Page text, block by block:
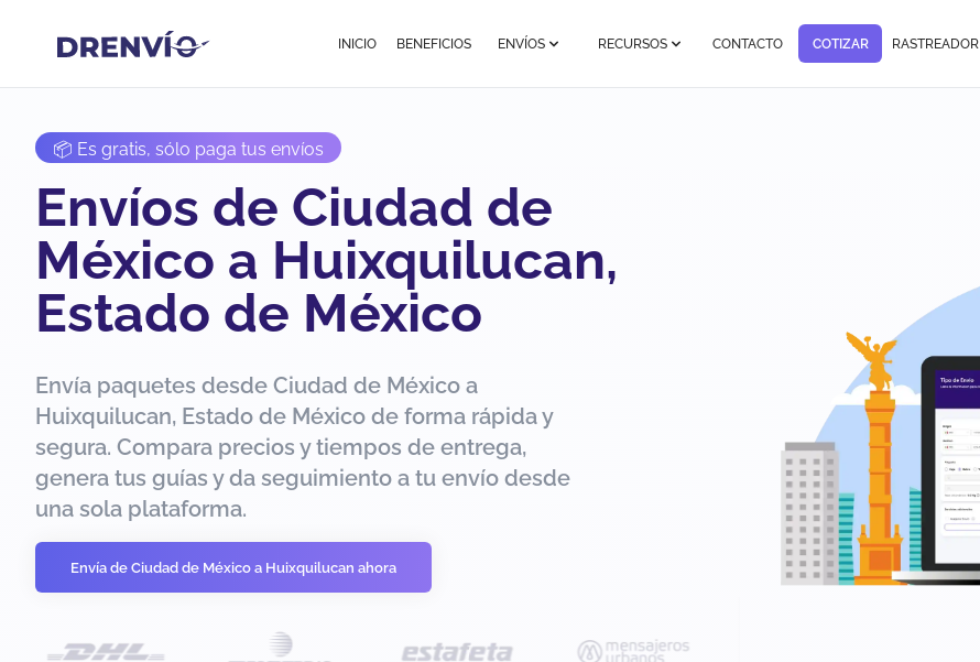
INICIO BENEFICIOS ENVÍOS RECURSOS CONTACTO COTIZAR RASTREADOR
📦 Es gratis, sólo paga tus envíos
Envíos de Ciudad de
México a Huixquilucan,
Estado de México
Envía paquetes desde Ciudad de México a
Huixquilucan, Estado de México de forma rápida y
segura. Compara precios y tiempos de entrega,
genera tus guías y da seguimiento a tu envío desde
una sola plataforma.
Envía de Ciudad de México a Huixquilucan ahora